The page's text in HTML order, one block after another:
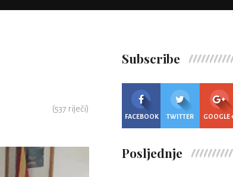
(537 riječi)
Subscribe
FACEBOOK TWITTER GOOGLE
Posljednje